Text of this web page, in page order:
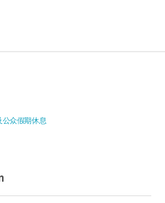
、脾脏、胰脏、肾脏)
、胰、脾及肾脏有否异常
份证及列印订购确认信确
为6个月，客户必须于6个
计) 接受有关服务，客户需
，逾期作废。 (请注意：加
疫苗及流感疫苗2021/22之
须于1个月内（由确认付款
众假期休息